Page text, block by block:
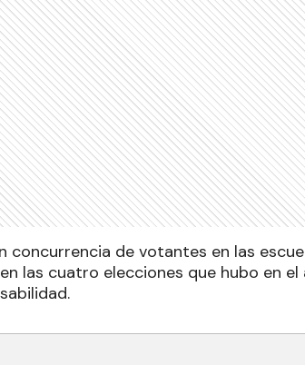
concurrencia de votantes en las
las cuatro elecciones que hubo en